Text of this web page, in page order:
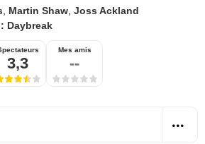
Martin Shaw Joss Ackland
Daybreak
3,3
Mes amis
--